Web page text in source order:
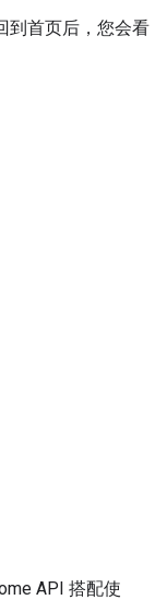
到首页后，您会看
API 搭配使